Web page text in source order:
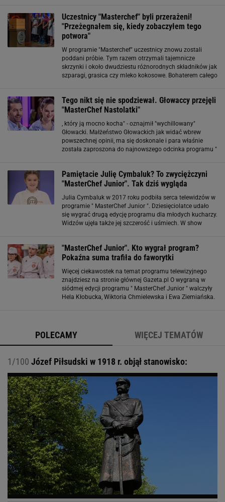
Uczestnicy "Masterchef" byli przerażeni!
"Przeżegnałem się, kiedy zobaczyłem tego
potwora"
W programie "Masterchef" uczestnicy znowu zostali
poddani próbie. Tym razem otrzymali tajemnicze
skrzynki i około dwudziestu różnorodnych składników jak
szparagi, grasica czy mleko kokosowe. Bohaterem całego
Tego nikt się nie spodziewał. Głowaccy przejęli
"MasterChef Nastolatki"
, który ją mocno kocha" - oznajmił "wychillowany"
Głowacki. Małżeństwo Głowackich jak widać wbrew
powszechnej opinii, ma się doskonale i para właśnie
została zaproszona do najnowszego odcinka programu "
Nastolatki". Agnieszka Głowacka
Pamiętacie Julię Cymbaluk? To zwyciężczyni
"MasterChef Junior". Tak dziś wygląda
Julia Cymbaluk w 2017 roku podbiła serca telewidzów w
programie " MasterChef Junior ". Dziesięciolatce udało
się wygrać drugą edycję programu dla młodych kucharzy.
Widzów ujęła także jej szczerość i uśmiech. W show
"MasterChef Junior". Kto wygrał program?
Pokaźna suma trafiła do faworytki
Więcej ciekawostek na temat programu telewizyjnego
znajdziesz na stronie głównej Gazeta.pl O wygraną w
siódmej edycji programu " MasterChef Junior " walczyły
Hela Kłobucka, Wiktoria Chmielewska i Ewa Ziemiańska.
POLECAMY WIĘCEJ TEMATÓW
1/100 Józef Piłsudski w 1918 r. objął stanowisko: